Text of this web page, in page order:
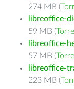
274 MB (
libreoffice-
59 MB (
libreoffice-
57 MB (
libreoffice-
223 MB (